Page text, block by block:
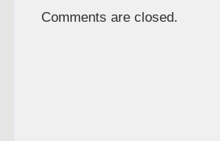
Comments are closed.